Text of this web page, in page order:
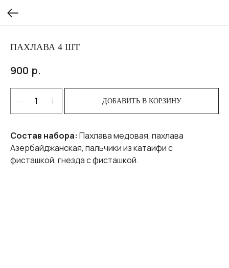
ПАХЛАВА 4 ШТ
900 р.
ДОБАВИТЬ В КОРЗИНУ
Состав набора: Пахлава медовая, пахлава
Азербайджанская, пальчики из катаифи с
фисташкой, гнезда с фисташкой.